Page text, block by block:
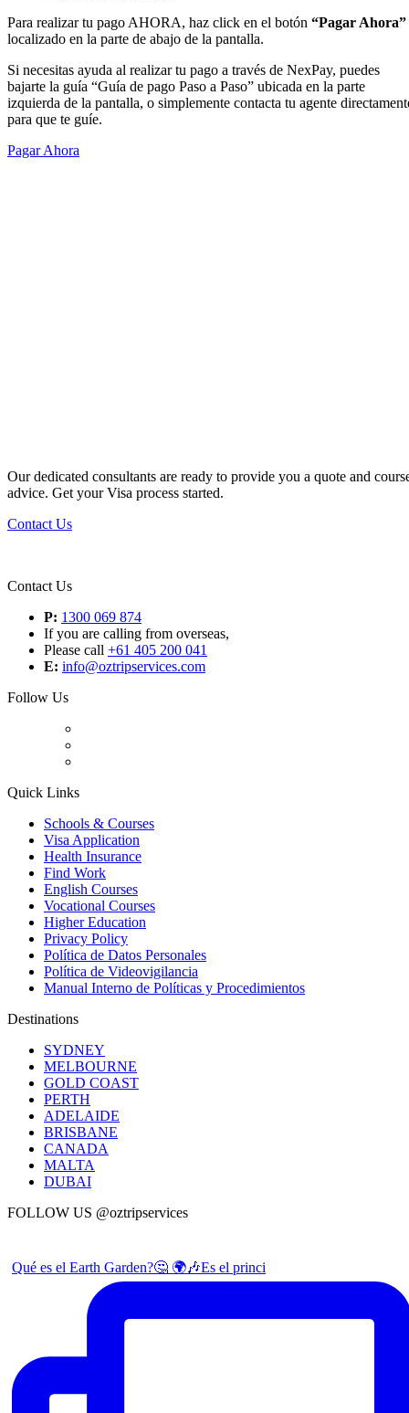
Para realizar tu pago AHORA, haz click en el botón “Pagar Ahora”
localizado en la parte de abajo de la pantalla.
Si necesitas ayuda al realizar tu pago a través de NexPay, puedes
bajarte la guía “Guía de pago Paso a Paso” ubicada en la parte
izquierda de la pantalla, o simplemente contacta tu agente
para que te guíe.
Pagar Ahora
Our dedicated consultants are ready to provide you a quote and
advice. Get your Visa process started.
Contact Us
Contact Us
P: 1300 069 874
If you are calling from overseas,
Please call +61 405 200 041
E: info@oztripservices.com
Follow Us
Quick Links
Schools & Courses
Visa Application
Health Insurance
Find Work
English Courses
Vocational Courses
Higher Education
Privacy Policy
Política de Datos Personales
Política de Videovigilancia
Manual Interno de Políticas y Procedimientos
Destinations
SYDNEY
MELBOURNE
GOLD COAST
PERTH
ADELAIDE
BRISBANE
CANADA
MALTA
DUBAI
FOLLOW US @oztripservices
Qué es el Earth Garden?🤔 🌍🎶Es el princi